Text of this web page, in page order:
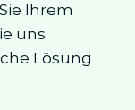
Ihrem
uns
Lösung